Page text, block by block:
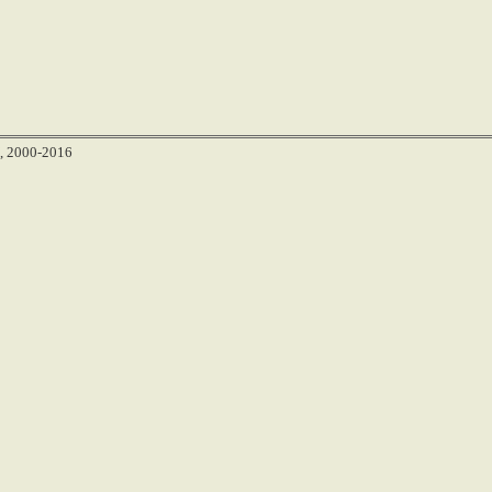
, 2000-2016